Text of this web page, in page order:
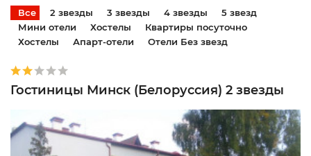
Все 2 звезды 3 звезды 4 звезды
5 звезд
Мини отели
Хостелы
Квартиры посуточно
Хостелы
Апарт-отели Отели Без звезд
Гостиницы Минск (Белоруссия) 2 звезды